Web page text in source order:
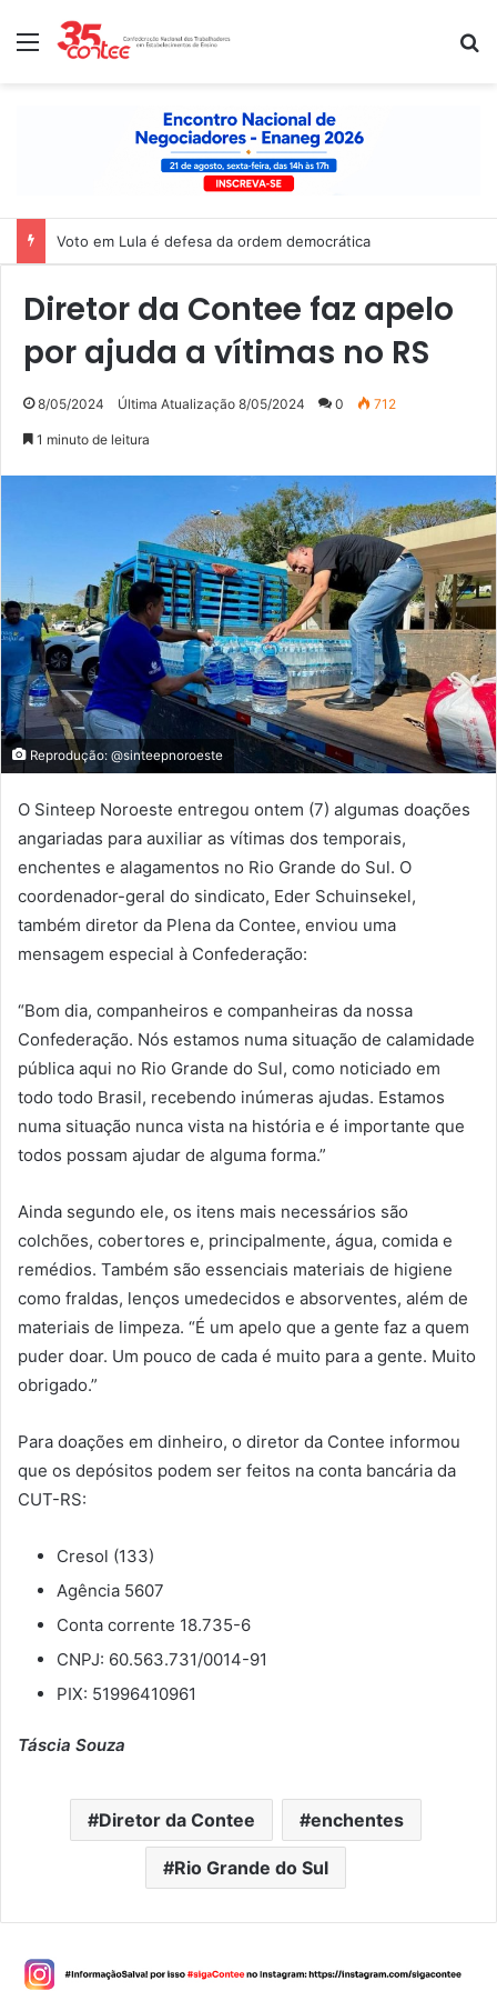
Menu
Voto em Lula é defesa da ordem democrática
Diretor da Contee faz apelo
por ajuda a vítimas no RS
8/05/2024 Última Atualização 8/05/2024 0 712
1 minuto de leitura
Reprodução: @sinteepnoroeste
O Sinteep Noroeste entregou ontem (7) algumas doações
angariadas para auxiliar as vítimas dos temporais,
enchentes e alagamentos no Rio Grande do Sul. O
coordenador-geral do sindicato, Eder Schuinsekel,
também diretor da Plena da Contee, enviou uma
mensagem especial à Confederação:
“Bom dia, companheiros e companheiras da nossa
Confederação. Nós estamos numa situação de calamidade
pública aqui no Rio Grande do Sul, como noticiado em
todo todo Brasil, recebendo inúmeras ajudas. Estamos
numa situação nunca vista na história e é importante que
todos possam ajudar de alguma forma.”
Ainda segundo ele, os itens mais necessários são
colchões, cobertores e, principalmente, água, comida e
remédios. Também são essenciais materiais de higiene
como fraldas, lenços umedecidos e absorventes, além de
materiais de limpeza. “É um apelo que a gente faz a quem
puder doar. Um pouco de cada é muito para a gente. Muito
obrigado.”
Para doações em dinheiro, o diretor da Contee informou
que os depósitos podem ser feitos na conta bancária da
CUT-RS:
Cresol (133)
Agência 5607
Conta corrente 18.735-6
CNPJ: 60.563.731/0014-91
PIX: 51996410961
Táscia Souza
Diretor da Contee enchentes
Rio Grande do Sul